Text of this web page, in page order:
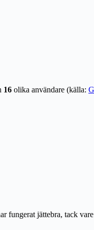
16 olika användare (källa:
jättebra, tack